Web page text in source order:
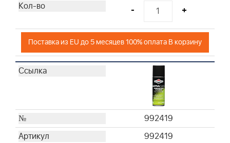
- +
Поставка из EU до 5 месяцев 100% оплата В корзину
992419
992419